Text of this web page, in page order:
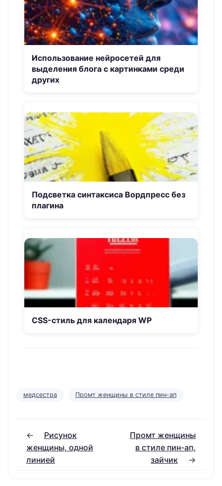
Использование нейросетей для
выделения блога с картинками среди
других
Подсветка синтаксиса Вордпресс без
плагина
CSS-стиль для календаря WP
медсестра Промт женщины в стиле пин-ап
←
Рисунок
женщины, одной
линией
Промт женщины
в стиле пин-ап,
зайчик
→